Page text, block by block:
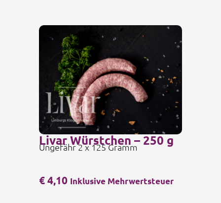
€4,10 Inklusive Mehrwertsteuer
Livar Würstchen – 250 g
Ungefähr 2 x 125 Gramm